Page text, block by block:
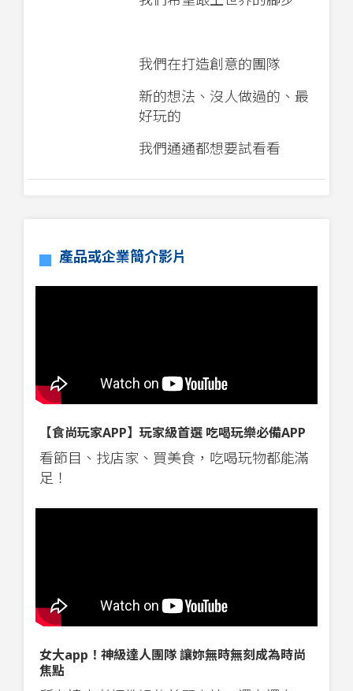
我們在打造創意的團隊
新的想法、沒人做過的、最
好玩的
我們通通都想要試看看
產品或企業簡介影片
【食尚玩家APP】玩家級首選 吃喝玩樂必備APP
看節目、找店家、買美食，吃喝玩物都能滿
足！
女大app！神級達人團隊 讓妳無時無刻成為時尚
焦點